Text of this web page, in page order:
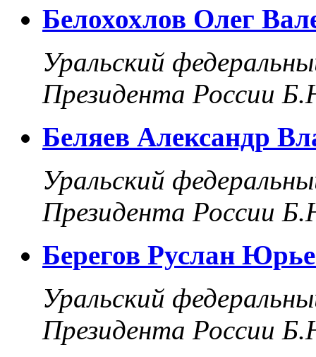
Белохохлов Олег
Уральский
Президента России
Беляев Александр
Уральский
Президента России
Берегов Руслан
Уральский
Президента России